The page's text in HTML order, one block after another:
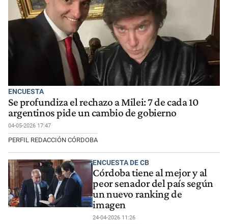
ENCUESTA
Se profundiza el rechazo a Milei: 7 de cada 10
argentinos pide un cambio de gobierno
04-05-2026 17:47
PERFIL REDACCIÓN CÓRDOBA
ENCUESTA DE CB
Córdoba tiene al mejor y al
peor senador del país según
un nuevo ranking de
imagen
24-04-2026 11:26